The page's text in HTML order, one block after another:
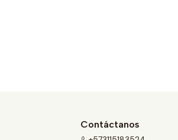
Contáctanos